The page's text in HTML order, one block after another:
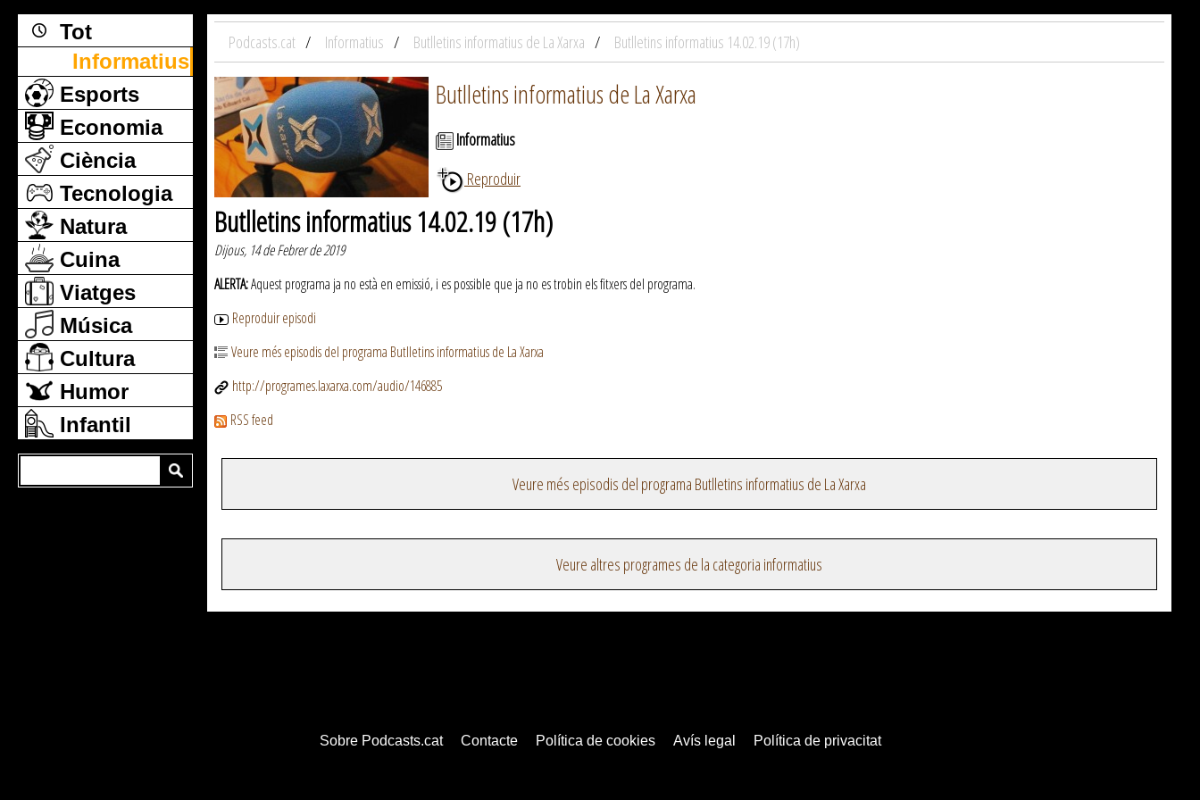
Tot
Informatius
Esports
Economia
Ciència
Tecnologia
Natura
Cuina
Viatges
Música
Cultura
Humor
Infantil
Podcasts.cat Informatius Butlletins informatius de La Xarxa Butlletins informatius 14.02.19 (17h)
Butlletins informatius de La Xarxa
Informatius
Reproduir
Butlletins informatius 14.02.19 (17h)
Dijous, 14 de Febrer de 2019
ALERTA:Aquest programa ja no està en emissió, i es possible que ja no es trobin els fitxers del programa.
Reproduir episodi
Veure més episodis del programa Butlletins informatius de La Xarxa
http://programes.laxarxa.com/audio/146885
RSS feed
Veure més episodis del programa Butlletins informatius de La Xarxa
Veure altres programes de la categoria informatius
Sobre Podcasts.cat Contacte Política de cookies Avís legal Política de privacitat